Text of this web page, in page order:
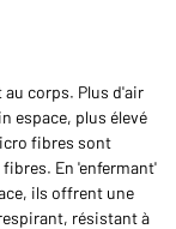
corps. Plus d'air
espace, plus élevé
fibres sont
En 'enfermant'
ils offrent une
résistant à